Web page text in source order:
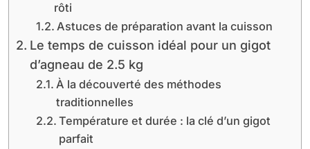
rôti
Astuces de préparation avant la cuisson
Le temps de cuisson idéal pour un gigot
d’agneau de 2.5 kg
À la découverté des méthodes
traditionnelles
Température et durée : la clé d’un gigot
parfait